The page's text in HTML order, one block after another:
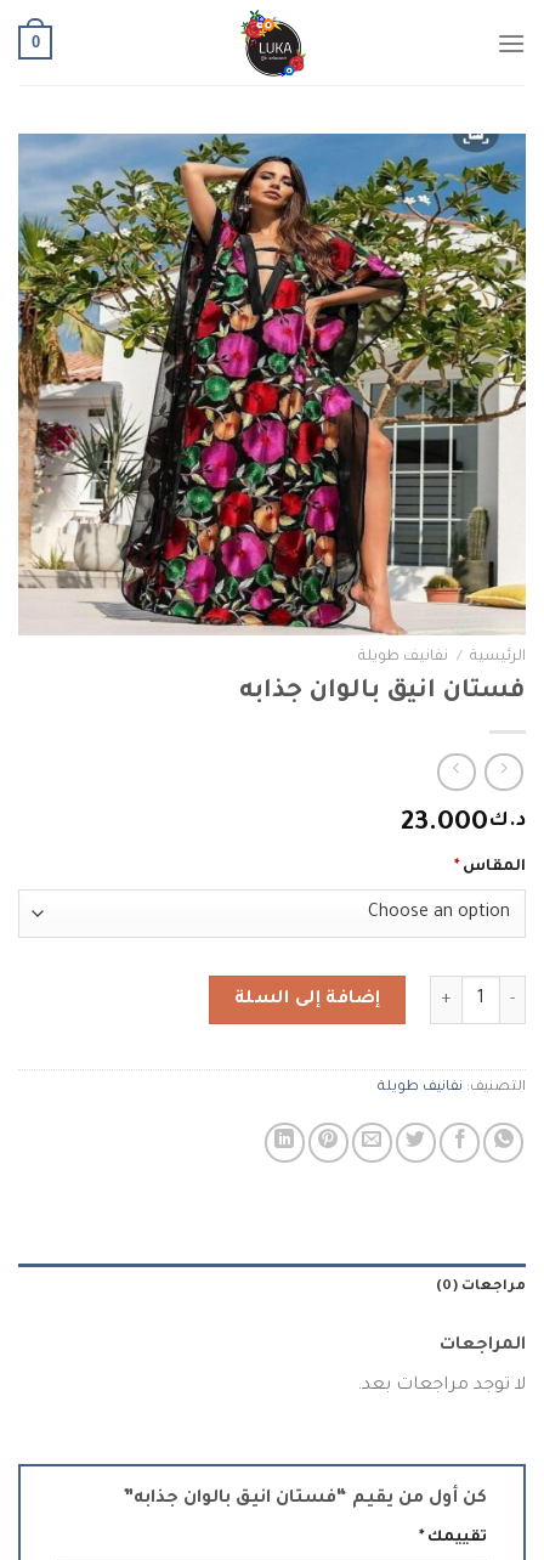
0
الرئيسية / نفانيف طويلة
فستان انيق بالوان جذابه
د.ك23.000
المقاس *
كمية فستان انيق بالوان جذابه
إضافة إلى السلة
التصنيف: نفانيف طويلة
مراجعات (0)
المراجعات
لا توجد مراجعات بعد.
كن أول من يقيم “فستان انيق بالوان جذابه”
تقييمك *